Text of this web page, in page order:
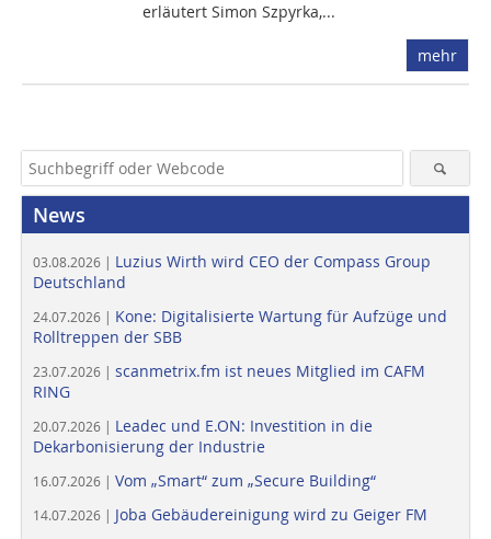
erläutert Simon Szpyrka,...
mehr
News
03.08.2026 | Luzius Wirth wird CEO der Compass Group
Deutschland
24.07.2026 | Kone: Digitalisierte Wartung für Aufzüge und
Rolltreppen der SBB
23.07.2026 | scanmetrix.fm ist neues Mitglied im CAFM
RING
20.07.2026 | Leadec und E.ON: Investition in die
Dekarbonisierung der Industrie
16.07.2026 | Vom „Smart“ zum „Secure Building“
14.07.2026 | Joba Gebäudereinigung wird zu Geiger FM